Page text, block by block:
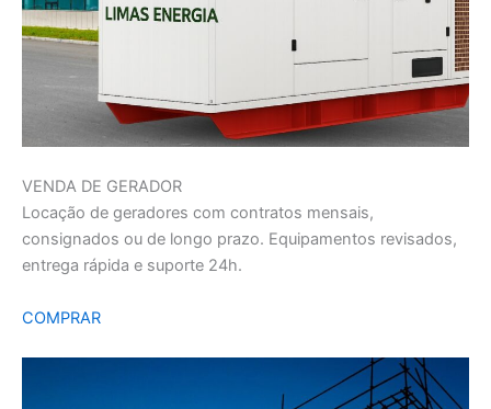
VENDA DE GERADOR
Locação de geradores com contratos mensais,
consignados ou de longo prazo. Equipamentos revisados,
entrega rápida e suporte 24h.
COMPRAR